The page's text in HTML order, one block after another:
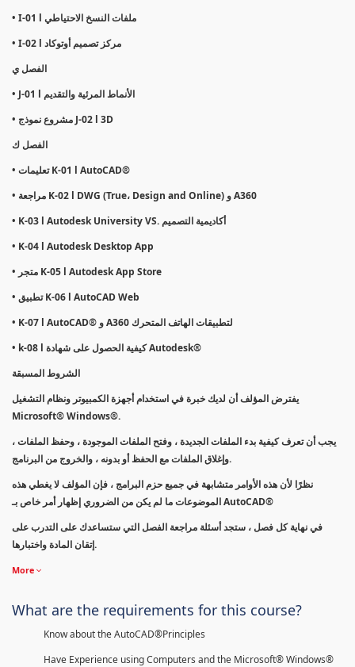
• I-01 l ملفات النسخ الاحتياطي
• I-02 l مركز تصميم أوتوكاد
الفصل ي
• J-01 l الأنماط المرئية والتقديم
• مشروع نموذج J-02 l 3D
الفصل ك
• تعليمات K-01 l AutoCAD®
• مراجعة K-02 l DWG (True، Design and Online) و A360
• K-03 l Autodesk University VS. أكاديمية التصميم
• K-04 l Autodesk Desktop App
• متجر K-05 l Autodesk App Store
• تطبيق K-06 l AutoCAD Web
• K-07 l AutoCAD® و A360 لتطبيقات الهاتف المتحرك
• k-08 l كيفية الحصول على شهادة Autodesk®
الشروط المسبقة
يفترض المؤلف أن لديك خبرة في استخدام أجهزة الكمبيوتر ونظام التشغيل
Microsoft® Windows®.
يجب أن تعرف كيفية بدء الملفات الجديدة ، وفتح الملفات الموجودة ، وحفظ الملفات ،
وإغلاق الملفات مع الحفظ أو بدونه ، والخروج من البرنامج.
نظرًا لأن هذه الأوامر متشابهة في جميع حزم البرامج ، فإن المؤلف لا يغطي هذه
الموضوعات ما لم يكن من الضروري إظهار أمر خاص بـ AutoCAD®
في نهاية كل فصل ، ستجد أسئلة مراجعة الفصل التي ستساعدك على التدرب على
إتقان المادة واختبارها.
More
What are the requirements for this course?
Know about the AutoCAD®Principles
Have Experience using Computers and the Microsoft® Windows®